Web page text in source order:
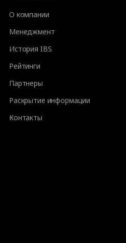
О компании
Менеджмент
История IBS
Рейтинги
Партнеры
Раскрытие информации
Контакты